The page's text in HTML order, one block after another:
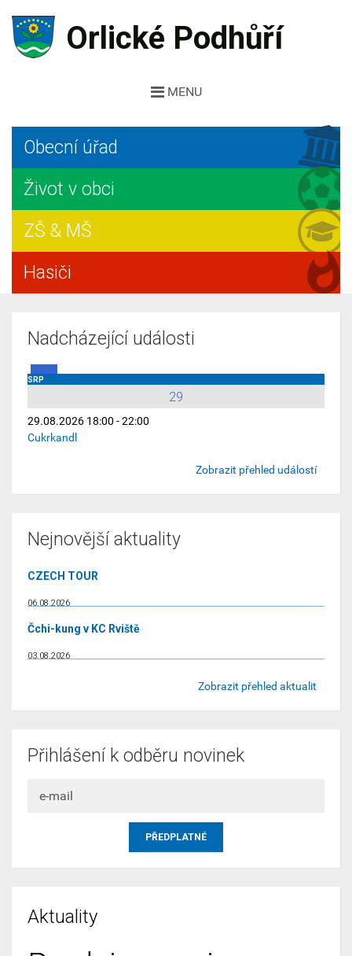
Orlické Podhůří
MENU
Obecní úřad
Život v obci
ZŠ & MŠ
Hasiči
Nadcházející události
SRP
29
29.08.2026 18:00 - 22:00
Cukrkandl
Zobrazit přehled událostí
Nejnovější aktuality
CZECH TOUR
06.08.2026
Čchi-kung v KC Rviště
03.08.2026
Zobrazit přehled aktualit
Přihlášení k odběru novinek
Aktuality